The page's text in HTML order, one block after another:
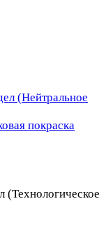
(Нейтральное
покраска
(Технологическое